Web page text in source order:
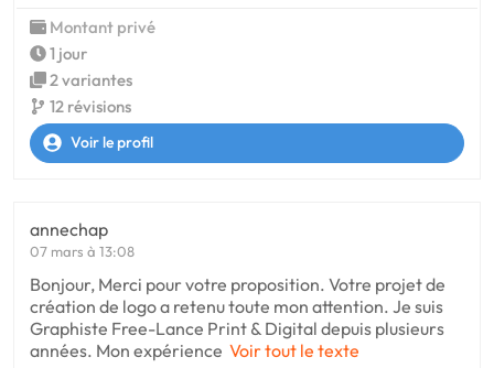
Montant privé
1 jour
2 variantes
12 révisions
Voir le profil
annechap
07 mars à 13:08
Bonjour, Merci pour votre proposition. Votre projet de
création de logo a retenu toute mon attention. Je suis
Graphiste Free-Lance Print & Digital depuis plusieurs
années. Mon expérience Voir tout le texte